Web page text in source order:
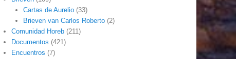
Cartas de Aurelio(33)
Brieven van Carlos Roberto(2)
Comunidad Horeb (211)
Documentos (421)
Encuentros (7)